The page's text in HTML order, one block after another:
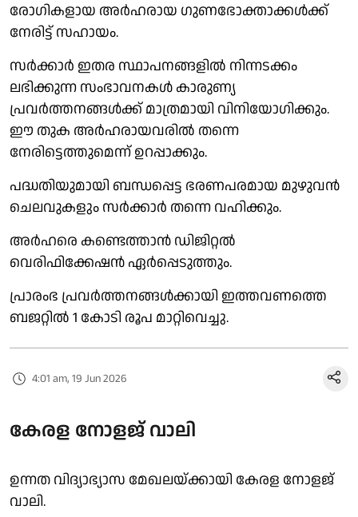
രോഗികളായ അർഹരായ ഗുണഭോക്താക്കൾക്ക്
നേരിട്ട് സഹായം.
സർക്കാർ ഇതര സ്ഥാപനങ്ങളിൽ നിന്നടക്കം
ലഭിക്കുന്ന സംഭാവനകൾ കാരുണ്യ
പ്രവർത്തനങ്ങൾക്ക് മാത്രമായി വിനിയോഗിക്കും.
ഈ തുക അർഹരായവരിൽ തന്നെ
നേരിട്ടെത്തുമെന്ന് ഉറപ്പാക്കും.
പദ്ധതിയുമായി ബന്ധപ്പെട്ട ഭരണപരമായ മുഴുവൻ
ചെലവുകളും സർക്കാർ തന്നെ വഹിക്കും.
അർഹരെ കണ്ടെത്താൻ ഡിജിറ്റൽ
വെരിഫിക്കേഷൻ ഏർപ്പെടുത്തും.
പ്രാരംഭ പ്രവർത്തനങ്ങൾക്കായി ഇത്തവണത്തെ
ബജറ്റിൽ 1 കോടി രൂപ മാറ്റിവെച്ചു.
4:01 am, 19 Jun 2026
കേരള നോളജ് വാലി
ഉന്നത വിദ്യാഭ്യാസ മേഖലയ്ക്കായി കേരള നോളജ്
വാലി.